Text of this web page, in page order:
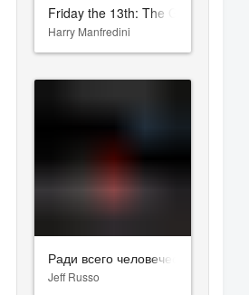
Friday the 13th: The Game
Harry Manfredini
Ради всего человечества
Jeff Russo